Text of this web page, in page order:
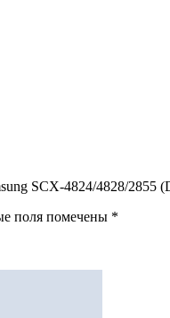
SCX-4824/4828/2855
поля помечены *